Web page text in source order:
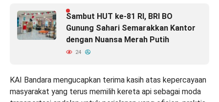
Sambut HUT ke-81 RI, BRI BO
Gunung Sahari Semarakkan Kantor
dengan Nuansa Merah Putih
24
KAI Bandara mengucapkan terima kasih atas kepercayaan
masyarakat yang terus memilih kereta api sebagai moda